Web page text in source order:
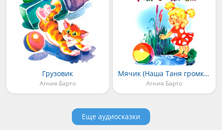
Грузовик
Агния Барто
Мячик (Наша Таня громко плачет)
Агния Барто
Еще аудиосказки